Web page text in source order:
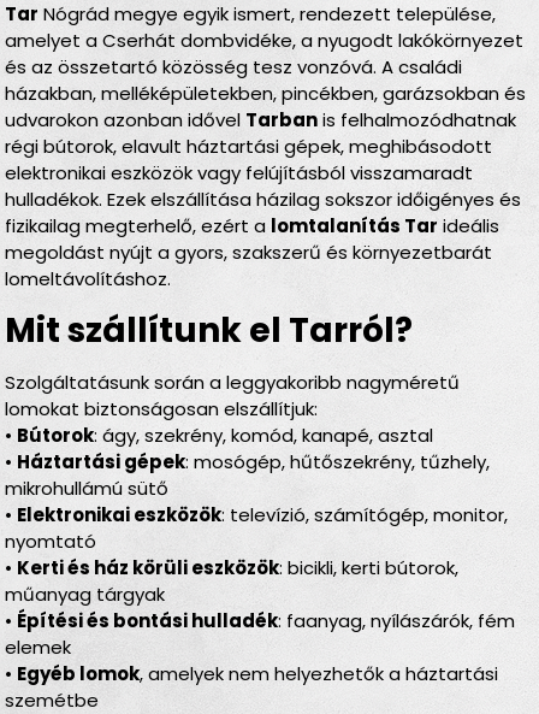
Tar Nógrád megye egyik ismert, rendezett települése,
amelyet a Cserhát dombvidéke, a nyugodt lakókörnyezet
és az összetartó közösség tesz vonzóvá. A családi
házakban, melléképületekben, pincékben, garázsokban és
udvarokon azonban idővel Tarbanis felhalmozódhatnak
régi bútorok, elavult háztartási gépek, meghibásodott
elektronikai eszközök vagy felújításból visszamaradt
hulladékok. Ezek elszállítása házilag sokszor időigényes és
fizikailag megterhelő, ezért a lomtalanítás Tar ideális
megoldást nyújt a gyors, szakszerű és környezetbarát
lomeltávolításhoz.
Mit szállítunk el Tarról?
Szolgáltatásunk során a leggyakoribb nagyméretű
lomokat biztonságosan elszállítjuk:
• Bútorok: ágy, szekrény, komód, kanapé, asztal
• Háztartási gépek: mosógép, hűtőszekrény, tűzhely,
mikrohullámú sütő
• Elektronikai eszközök: televízió, számítógép, monitor,
nyomtató
• Kerti és ház körüli eszközök: bicikli, kerti bútorok,
műanyag tárgyak
• Építési és bontási hulladék: faanyag, nyílászárók, fém
elemek
• Egyéb lomok, amelyek nem helyezhetők a háztartási
szemétbe